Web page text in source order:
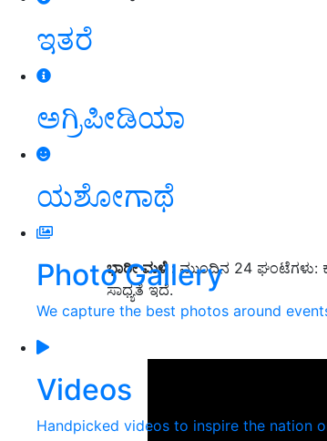
ಇತರೆ
ಅಗ್ರಿಪೀಡಿಯಾ
ಯಶೋಗಾಥೆ
Photo Gallery
We capture the best photos around
Videos
Handpicked videos to inspire the nation
ಭಾರೀ ಮಳೆ : ಮುಂದಿನ 24 ಘಂಟೆಗಳು:
ಸಾಧ್ಯತೆ ಇದೆ.